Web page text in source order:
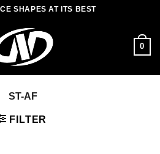
SHAPES AT ITS BEST
0
ST-AF
FILTER